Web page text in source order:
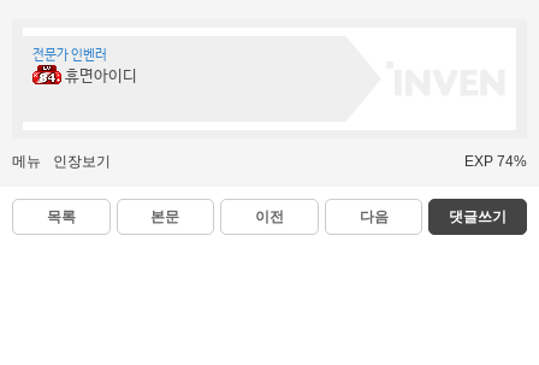
전문가 인벤러
휴면아이디
메뉴 인장보기 EXP 74%
목록 본문 이전 다음 댓글쓰기